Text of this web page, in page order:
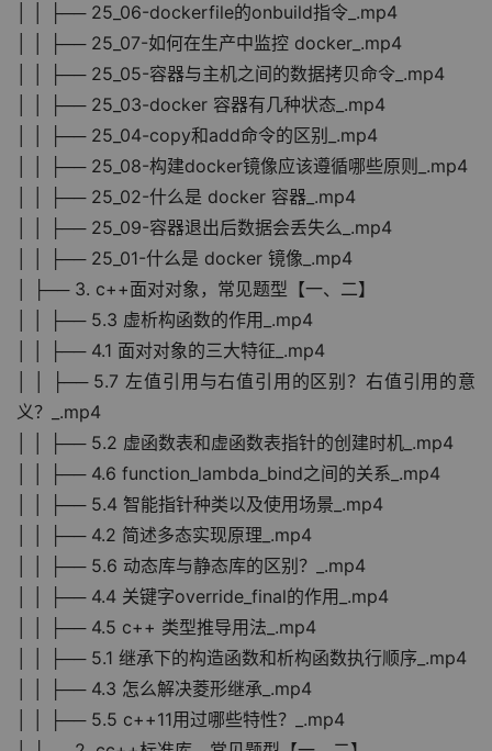
│ │ ├── 25_06-dockerfile的onbuild指令_.mp4
│ │ ├── 25_07-如何在生产中监控 docker_.mp4
│ │ ├── 25_05-容器与主机之间的数据拷贝命令_.mp4
│ │ ├── 25_03-docker 容器有几种状态_.mp4
│ │ ├── 25_04-copy和add命令的区别_.mp4
│ │ ├── 25_08-构建docker镜像应该遵循哪些原则_.mp4
│ │ ├── 25_02-什么是 docker 容器_.mp4
│ │ ├── 25_09-容器退出后数据会丢失么_.mp4
│ │ ├── 25_01-什么是 docker 镜像_.mp4
│ ├── 3. c++面对对象，常见题型【一、二】
│ │ ├── 5.3 虚析构函数的作用_.mp4
│ │ ├── 4.1 面对对象的三大特征_.mp4
│ │ ├── 5.7 左值引用与右值引用的区别？右值引用的意
义？_.mp4
│ │ ├── 5.2 虚函数表和虚函数表指针的创建时机_.mp4
│ │ ├── 4.6 function_lambda_bind之间的关系_.mp4
│ │ ├── 5.4 智能指针种类以及使用场景_.mp4
│ │ ├── 4.2 简述多态实现原理_.mp4
│ │ ├── 5.6 动态库与静态库的区别？_.mp4
│ │ ├── 4.4 关键字override_final的作用_.mp4
│ │ ├── 4.5 c++ 类型推导用法_.mp4
│ │ ├── 5.1 继承下的构造函数和析构函数执行顺序_.mp4
│ │ ├── 4.3 怎么解决菱形继承_.mp4
│ │ ├── 5.5 c++11用过哪些特性？_.mp4